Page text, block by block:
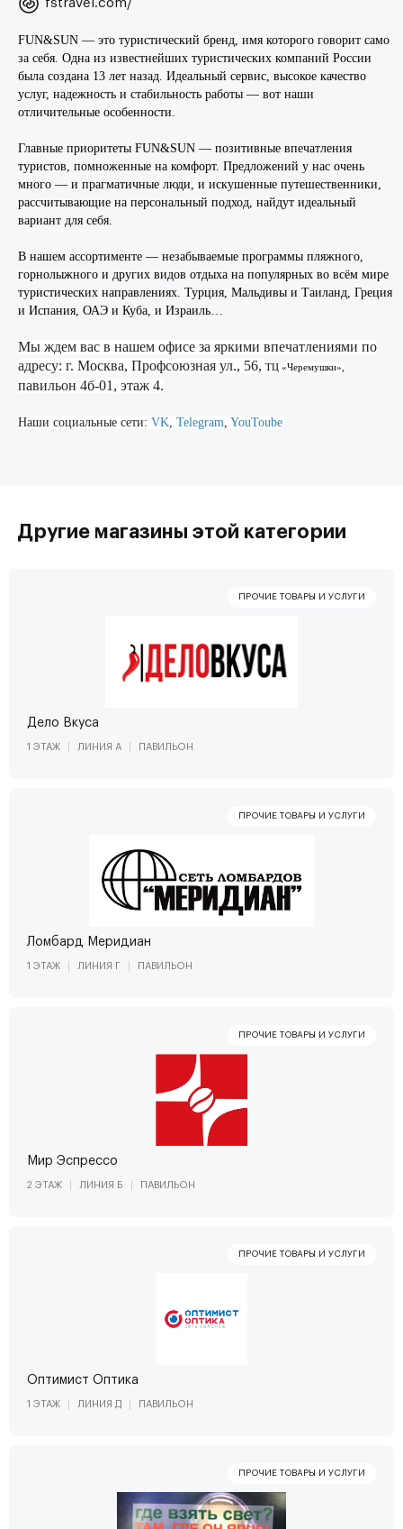
Диваны и кресла
Матрасы и кровати
Офисная мебель
Детские товары
Книги и канцелярские товары
Гипермаркет
Прочие товары и услуги
Хобби и отдых
Туроператоры
Аксессуары
Кафе и рестораны
fstravel.com/
FUN&SUN — это туристический бренд, имя которого говорит само
за себя. Одна из известнейших туристических компаний России
была создана 13 лет назад. Идеальный сервис, высокое качество
услуг, надежность и стабильность работы — вот наши
отличительные особенности.
Главные приоритеты FUN&SUN — позитивные впечатления
туристов, помноженные на комфорт. Предложений у нас очень
много — и прагматичные люди, и искушенные путешественники,
рассчитывающие на персональный подход, найдут идеальный
вариант для себя.
В нашем ассортименте — незабываемые программы пляжного,
горнолыжного и других видов отдыха на популярных во всём мире
туристических направлениях. Турция, Мальдивы и Таиланд, Греция
и Испания, ОАЭ и Куба, и Израиль…
Мы ждем вас в нашем офисе за яркими впечатлениями по
адресу: г. Москва, Профсоюзная ул., 56, ТЦ «Черемушки»,
павильон 4б-01, этаж 4.
Наши социальные сети: VK Telegram YouToube
Другие магазины этой категории
Дело Вкуса
1 ЭТАЖ ЛИНИЯ А ПАВИЛЬОН
Ломбард Меридиан
1 ЭТАЖ ЛИНИЯ Г ПАВИЛЬОН
Мир Эспрессо
2 ЭТАЖ ЛИНИЯ Б ПАВИЛЬОН
Оптимист Оптика
1 ЭТАЖ ЛИНИЯ Д ПАВИЛЬОН